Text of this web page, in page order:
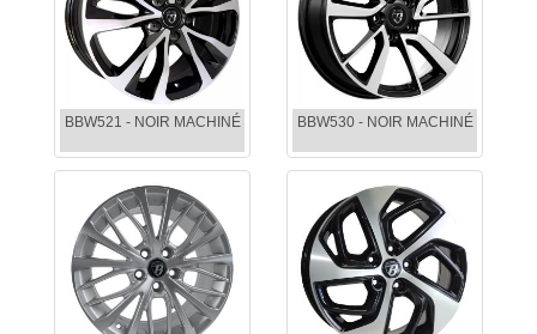
BBW521 - NOIR MACHINÉ BBW530 - NOIR MACHINÉ